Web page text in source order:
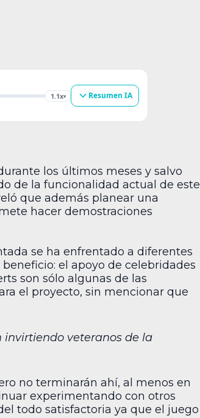
1.1x▾ Resumen IA
los últimos meses y salvo
de la funcionalidad actual de este
que además planear una
hacer demostraciones
se ha enfrentado a diferentes
el apoyo de celebridades
son sólo algunas de las
el proyecto, sin mencionar que
veteranos de la
no terminarán ahí, al menos en
experimentando con otros
todo satisfactoria ya que el juego